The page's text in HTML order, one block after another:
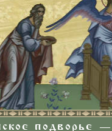
подворье